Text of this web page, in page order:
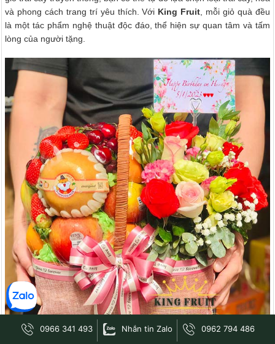
và phong cách trang trí yêu thích. Với King Fruit , mỗi giỏ quà đều
là một tác phẩm nghệ thuật độc đáo, thể hiện sự quan tâm và tấm
lòng của người tặng.
0966 341 493 Nhắn tin Zalo 0962 794 486